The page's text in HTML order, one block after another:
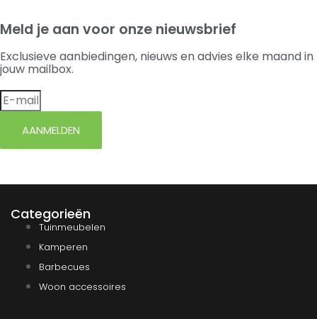
Meld je aan voor onze nieuwsbrief
Exclusieve aanbiedingen, nieuws en advies elke maand in
jouw mailbox.
AANMELDEN
Categorieën
Tuinmeubelen
Kamperen
Barbecues
Woon accessoires